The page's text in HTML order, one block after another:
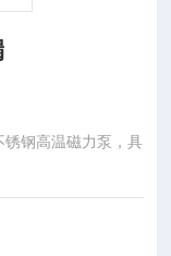
钢高温磁力泵，具